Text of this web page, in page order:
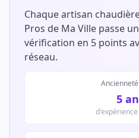
Chaque artisan
Pros de Ma Ville passe
vérification en 5 points
réseau.
5